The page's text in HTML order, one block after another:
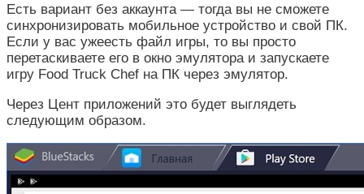
Есть вариант без аккаунта — тогда вы не сможете
синхронизировать мобильное устройство и свой ПК.
Если у вас ужеесть файл игры, то вы просто
перетаскиваете его в окно эмулятора и запускаете
игру Food Truck Chef на ПК через эмулятор.
Через Цент приложений это будет выглядеть
следующим образом.